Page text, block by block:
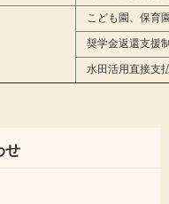
こども園、保育
奨学金返還支援
水田活用直接支
せ